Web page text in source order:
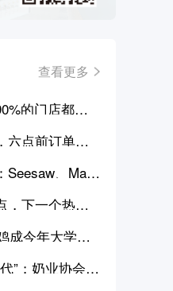
查看更多
的门店都只
六点前订单大
Seesaw、Man
了不同的果
，下一个热门
成今年大学城
”；奶业协会称